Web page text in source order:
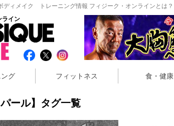
ディメイク トレーニング情報 フィジーク・オンラインとは？
ライン
ング フィットネス 食・健康
パール】タグ一覧